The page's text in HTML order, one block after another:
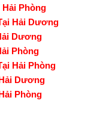
Hải Phòng
Hải Dương
Dương
Phòng
Hải Phòng
Dương
Phòng